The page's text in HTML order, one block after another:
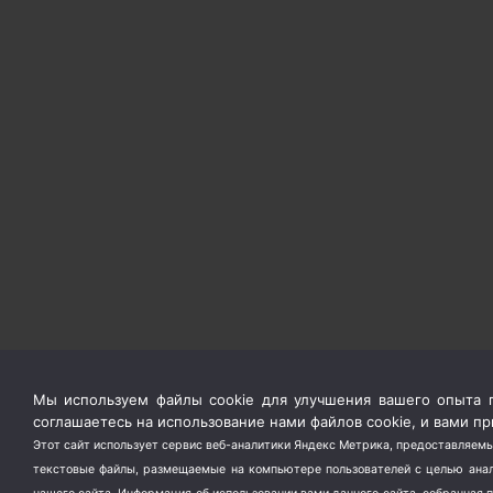
Мы используем файлы cookie для улучшения вашего опыта
соглашаетесь на использование нами файлов cookie, и вами
Этот сайт использует сервис веб-аналитики Яндекс Метрика,
текстовые файлы, размещаемые на компьютере пользователей с целью